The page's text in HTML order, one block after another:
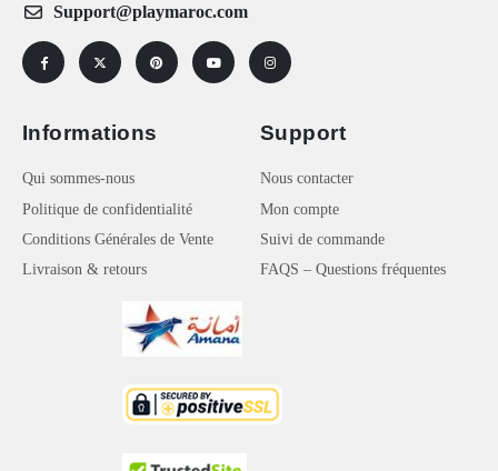
Support@playmaroc.com
Informations
Qui sommes-nous
Politique de confidentialité
Conditions Générales de Vente
Livraison & retours
Support
Nous contacter
Mon compte
Suivi de commande
FAQS – Questions fréquentes